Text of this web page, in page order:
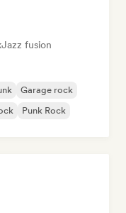
Jazz fusion
Garage rock
Punk Rock